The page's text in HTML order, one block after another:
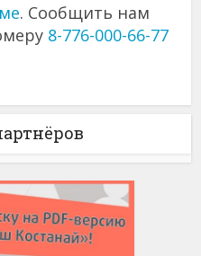
. Сообщить нам
8-776-000-66-77